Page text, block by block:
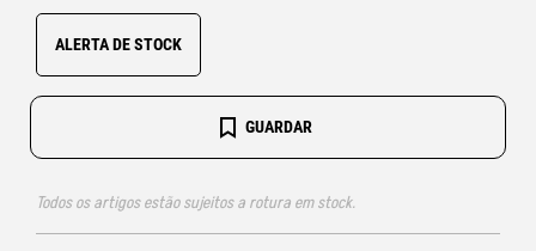
ALERTA DE STOCK
GUARDAR
Todos os artigos estão sujeitos a rotura em stock.